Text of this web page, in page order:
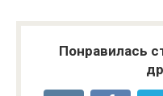
Понравилась